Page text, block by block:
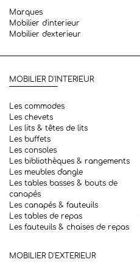
Marques
Mobilier d'interieur
Mobilier d'exterieur
MOBILIER D'INTERIEUR
Les commodes
Les chevets
Les lits & têtes de lits
Les buffets
Les consoles
Les bibliothèques & rangements
Les meubles d'angle
Les tables basses & bouts de
canapés
Les canapés & fauteuils
Les tables de repas
Les fauteuils & chaises de repas
MOBILIER D'EXTERIEUR